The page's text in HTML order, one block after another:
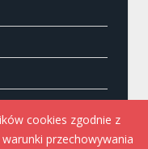
cookies zgodnie z
przechowywania